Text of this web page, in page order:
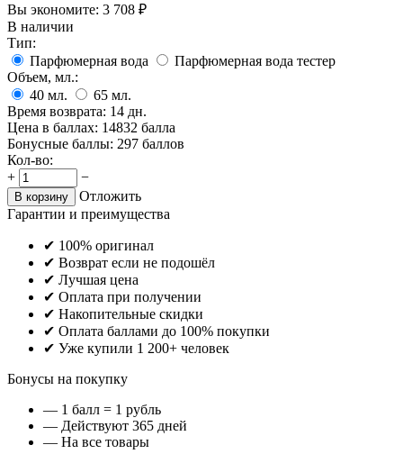
Вы экономите: 3 708 ₽
В наличии
Тип:
Парфюмерная вода
Парфюмерная вода тестер
Объем, мл.:
40 мл. 65 мл.
Время возврата: 14 дн.
Цена в баллах: 14832 балла
Бонусные баллы: 297 баллов
Кол-во:
+
−
В корзину
Отложить
Гарантии и преимущества
✔ 100% оригинал
✔ Возврат если не подошёл
✔ Лучшая цена
✔ Оплата при получении
✔ Накопительные скидки
✔ Оплата баллами до 100% покупки
✔ Уже купили 1 200+ человек
Бонусы на покупку
— 1 балл = 1 рубль
— Действуют 365 дней
— На все товары